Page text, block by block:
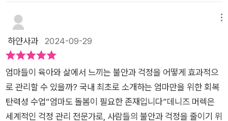
적지에 당도한 후에도 우리는 여전히 그 상황에 만족하지 못할 확
률이 높다. 가지고 있는 것에 진정으로 만족하는 법을 배우지 못
했기 때문이다. 만족스럽지 못한 감정에 더해 과거에 놓친 것들에
대한 후회까지 느낄 수도 있다. 이 모든 불만족감과 후회가 우리
의 마음을 괴롭힌다. 걱정과 불안이 찾아온다. 목적지를 향한 조
급증을 치료하는 방법은 ‘현재의 순간에 감사하기’다. 지금 이 순
간에 감사하면 된다. 위기와 스트레스 속에서도 감사할 수 있다.
수 있도록 돕습니다.⠀'엄마가행복해야 아이도 행복하다.'4단계
프로세스 삶에 적용해 볼까요?⠀⠀⠀⠀⠀⠀⠀⠀⠀출판사로부터제
공받은책을 읽고 담은 리뷰입니다.
이 되는 마법을 경험할 수 있길 바란다. ​>>추천 대상 : 내가 양육
을 잘하고 있는지 불안한 부모, 걱정에 짓눌려 마음이 무거운 부
모, 통제할 수 없는 불안함에 어찌할 바 모르겠는 부모, 내 마음의
자리에 내가 없는 부모, 그리하여 내 마음의 주도권을 찾고 싶은
부모라면 모두 환영이다.​나에게 필요한 프로세스여기에서 내가
해야 할 가장 중요한 일은 무엇인가? 내가 하지 않아도 되는 일은
무엇인가? 다른 사람에게 맡겨도 되는 일은 무엇인가?엄마의 멘
탈 수업CALM 프로세스 모두가 나에게 필요했지만 나에게 꼭 필
를 찾고 부정적인 생각을 긍정적인 다짐으로 바꿉니다. 아이와 함
께하는 생활은 시간이 갈수록 늘어나는 갈등과 불만으로 인한 스
트레스가 심해집니다. 아이와 가장 시간을 많이 보내는 엄마가 그
영향을 많이 받을 수 밖에 없어요. 엄마는 자기 돌봄으로 긴장을
갖고 엄마가 아닌 나 자신이 원하는 것을 하는 거예요. p.133자각
하지 못하고 쌓여있던 스트레스는 어느 순간 폭발하게 마련입니
다. 자신의 하루 루틴을 들여다보고 단순화시켜요. 무리하게 모든
하얀사과 2024-09-29
엄마들이 육아와 삶에서 느끼는 불안과 걱정을 어떻게 효과적으
로 관리할 수 있을까? 국내 최초로 소개하는 엄마만을 위한 회복
탄력성 수업“엄마도 돌봄이 필요한 존재입니다”데니즈 머렉은
세계적인 걱정 관리 전문가로, 사람들의 불안과 걱정을 줄이기 위